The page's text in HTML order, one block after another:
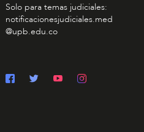
Solo para temas judiciales:
notificacionesjudiciales.med
@upb.edu.co